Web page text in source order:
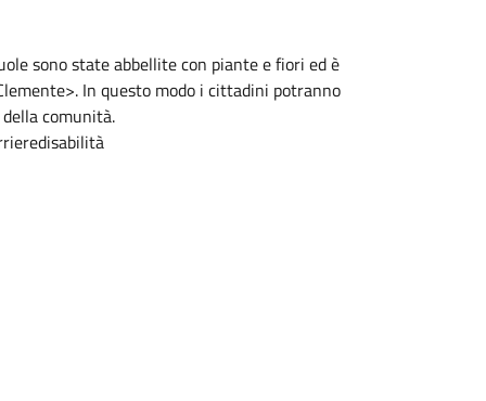
sono state abbellite con piante e fiori ed è
In questo modo i cittadini potranno
comunità.